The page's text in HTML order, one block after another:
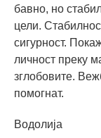
бавно, но
цели.
сигурност.
личност преку
зглобовите.
помогнат.
Водолија